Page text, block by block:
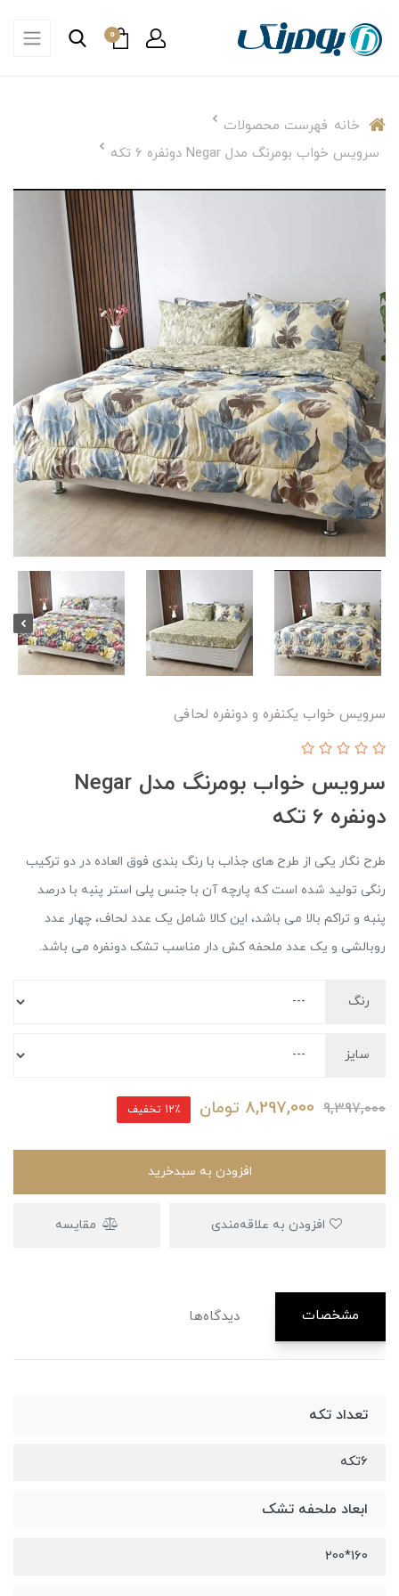
0
خانه فهرست محصولات
سرویس خواب بومرنگ مدل Negar دونفره 6 تکه
سرویس خواب یکنفره و دونفره لحافی
سرویس خواب بومرنگ مدل Negar
دونفره 6 تکه
طرح نگار یکی از طرح های جذاب با رنگ بندی فوق العاده در دو ترکیب
رنگی تولید شده است که پارچه آن با جنس پلی استر پنبه با درصد
پنبه و تراکم بالا می باشد، این کالا شامل یک عدد لحاف، چهار عدد
روبالشی و یک عدد ملحفه کش دار مناسب تشک دونفره می باشد.
رنگ
سایز
9,397,000
8,297,000 تومان 12٪ تخفیف
افزودن به سبدخرید
مقایسه
مشخصات دیدگاه‌ها
تعداد تکه
6تکه
ابعاد ملحفه تشک
160*200